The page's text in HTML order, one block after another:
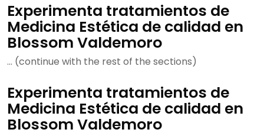
Experimenta tratamientos de
Medicina Estética de calidad en
Blossom Valdemoro
... (continue with the rest of the sections)
Experimenta tratamientos de
Medicina Estética de calidad en
Blossom Valdemoro